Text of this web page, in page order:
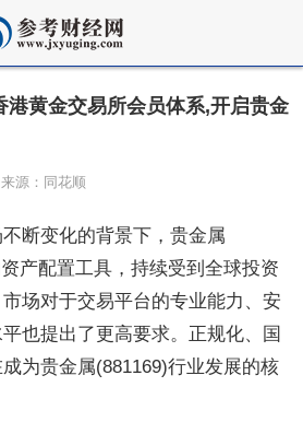
港黄金交易所会员体系,开启贵金
源：同花顺
断变化的背景下，贵金属
产配置工具，持续受到全球投资
场对于交易平台的专业能力、安
也提出了更高要求。正规化、国
为贵金属(881169)行业发展的核